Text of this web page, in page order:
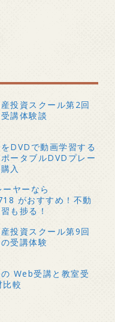
投資スクール第2回
講体験談
DVDで動画学習する
ータブルDVDプレー
入
ヤーなら
がおすすめ！不動
も捗る！
投資スクール第9回
受講体験
Web受講と教室受
較